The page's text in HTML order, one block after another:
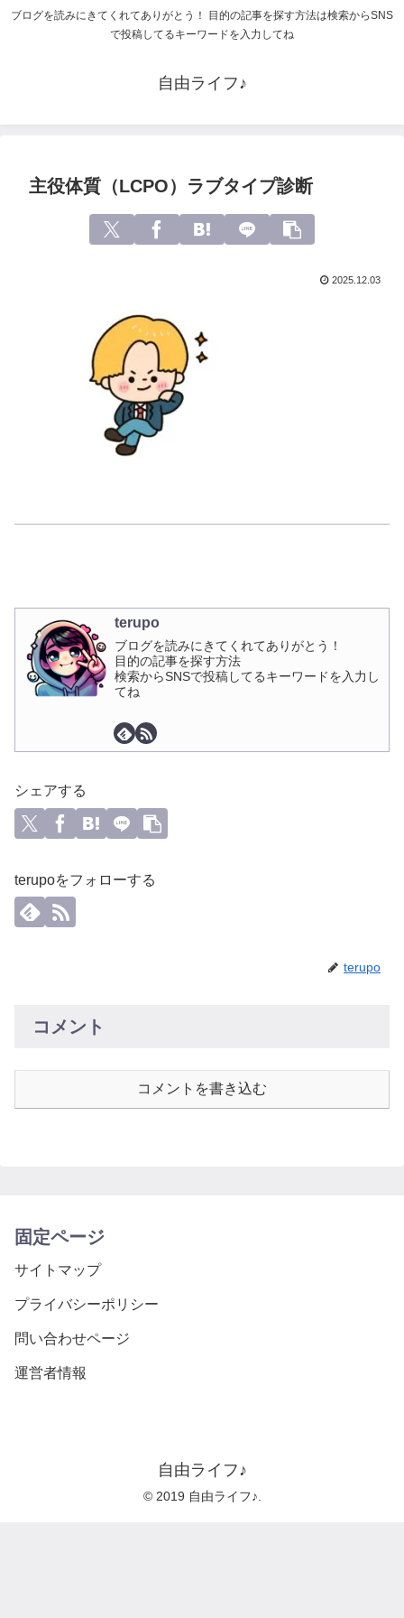
ブログを読みにきてくれてありがとう！ 目的の記事を探す方法は検索からSNS
で投稿してるキーワードを入力してね
自由ライフ♪
主役体質（LCPO）ラブタイプ診断
2025.12.03
terupo
ブログを読みにきてくれてありがとう！
目的の記事を探す方法
検索からSNSで投稿してるキーワードを入力し
てね
シェアする
terupoをフォローする
terupo
コメント
コメントを書き込む
固定ページ
サイトマップ
プライバシーポリシー
問い合わせページ
運営者情報
自由ライフ♪
© 2019 自由ライフ♪.